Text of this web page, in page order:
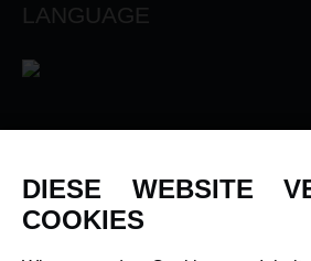
LANGUAGE
Newsletter
DIESE WEBSITE
COOKIES